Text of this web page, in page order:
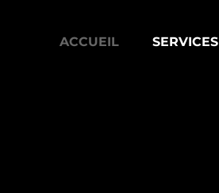
ACCUEIL SERVICES